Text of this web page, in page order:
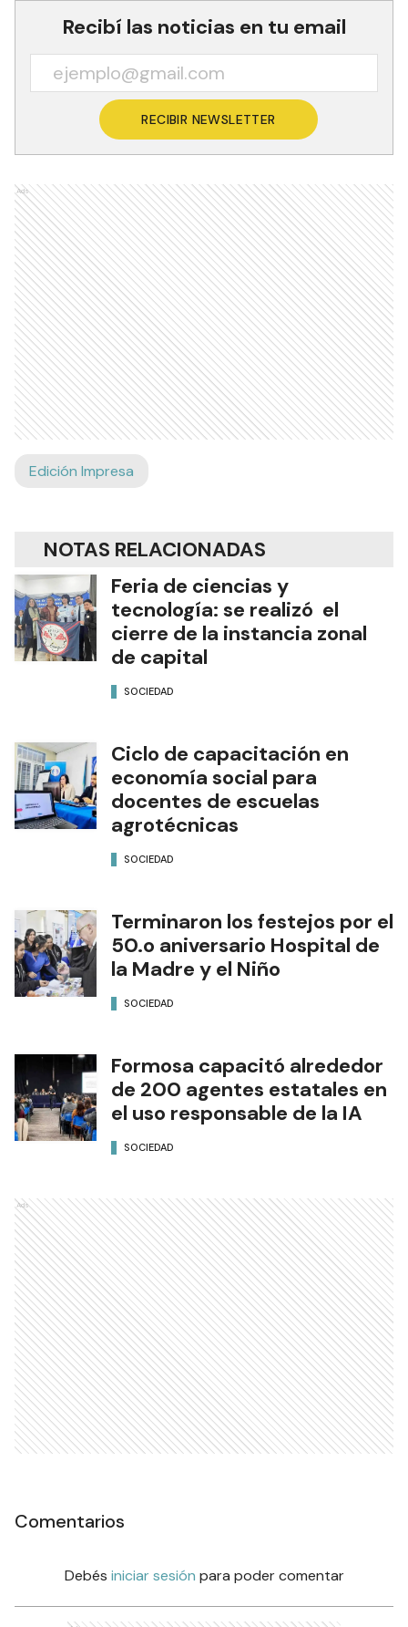
Recibí las noticias en tu email
RECIBIR NEWSLETTER
Ads
Edición Impresa
NOTAS RELACIONADAS
Feria de ciencias y
tecnología: se realizó el
cierre de la instancia zonal
de capital
SOCIEDAD
Ciclo de capacitación en
economía social para
docentes de escuelas
agrotécnicas
SOCIEDAD
Terminaron los festejos por el
50.o aniversario Hospital de
la Madre y el Niño
SOCIEDAD
Formosa capacitó alrededor
de 200 agentes estatales en
el uso responsable de la IA
SOCIEDAD
Ads
Comentarios
Debés iniciar sesión para poder comentar